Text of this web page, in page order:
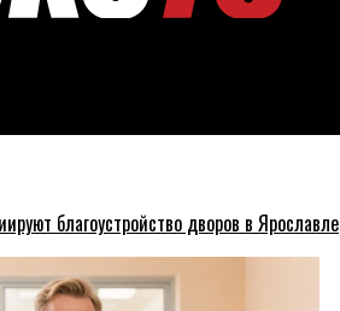
благоустройство дворов в Ярославле